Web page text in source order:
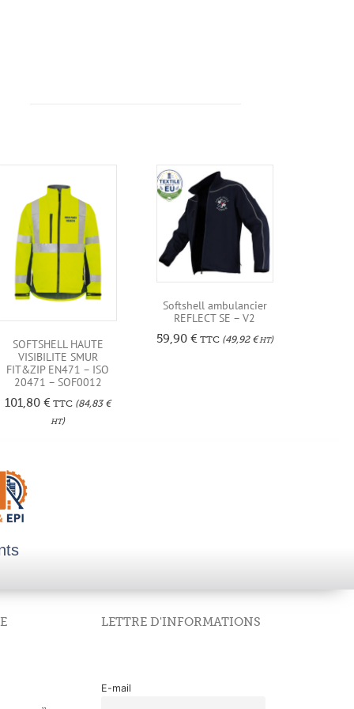
SOFTSHELL HAUTE
VISIBILITE SMUR
FIT&ZIP EN471 – ISO
20471 – SOF0012
101,80€ TTC (84,83 €
HT)
Softshell ambulancier
REFLECT SE – V2
59,90 € TTC(49,92 €HT)
LETTRE D'INFORMATIONS
E-mail